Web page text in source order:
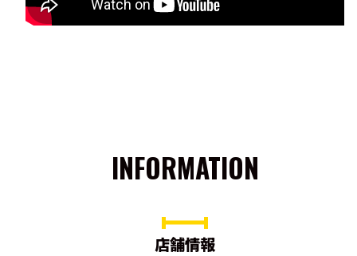
INFORMATION
店舗情報